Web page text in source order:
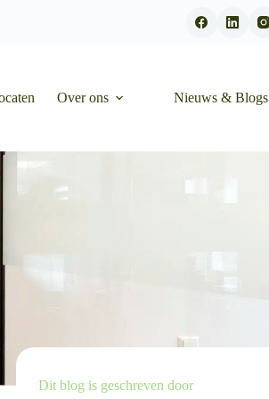
Over ons Nieuws & Blogs
Dit blog is geschreven door